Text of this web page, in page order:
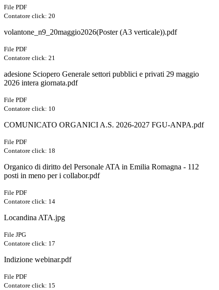
File PDF
Contatore click: 20
volantone_n9_20maggio2026(Poster (A3 verticale)).pdf
File PDF
Contatore click: 21
adesione Sciopero Generale settori pubblici e privati 29 maggio
2026 intera giornata.pdf
File PDF
Contatore click: 10
COMUNICATO ORGANICI A.S. 2026-2027 FGU-ANPA.pdf
File PDF
Contatore click: 18
Organico di diritto del Personale ATA in Emilia Romagna - 112
posti in meno per i collabor.pdf
File PDF
Contatore click: 14
Locandina ATA.jpg
File JPG
Contatore click: 17
Indizione webinar.pdf
File PDF
Contatore click: 15